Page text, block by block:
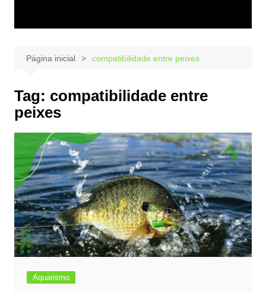
Página inicial compatibilidade entre peixes
Tag: compatibilidade entre
peixes
Aquarismo